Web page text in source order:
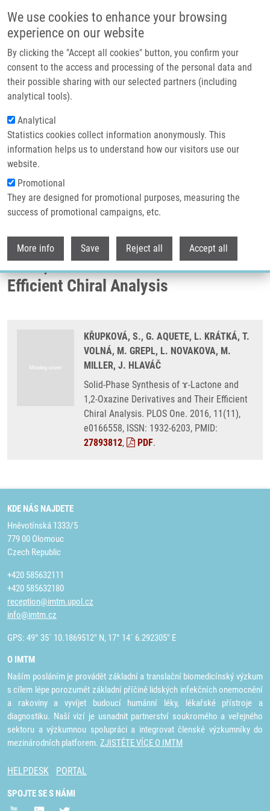
We use cookies to enhance your browsing
experience on our website
By clicking the "Accept all cookies" button, you confirm your
consent to the access and processing of the personal data and
their possible sharing with our selected partners (including
analytical tools).
Analytical
Statistics cookies collect information anonymously. This
information helps us to understand how our visitors use our
website.
Promotional
They are designed for promotional purposes, measuring the
success of promotional campaigns, etc.
More info Save Reject all Accept all
Header image
Drobečková navigace
Domů
Solid-Phase Synthesis Of Ɤ-Lactone And 1,2-Oxazine Derivatives And
Their Efficient Chiral Analysis
Solid-Phase Synthesis of ɤ-Lactone
and 1,2-Oxazine Derivatives and Their
Efficient Chiral Analysis
KŘUPKOVÁ, S., G. AQUETE, L. KRÁTKÁ, T.
VOLNÁ, M. GREPL, L. NOVAKOVA, M.
MILLER, J. HLAVÁČ
Solid-Phase Synthesis of ɤ-Lactone and
1,2-Oxazine Derivatives and Their Efficient
Chiral Analysis. PLOS One. 2016, 11(11),
e0166558, ISSN: 1932-6203, PMID:
27893812, PDF.
KDE NÁS NAJDETE
Hněvotínská 1333/5
779 00 Olomouc
Czech Republic
+420 585632111
+420 585632180
reception@imtm.upol.cz
info@imtm.cz
GPS: 49° 35´ 10.1869512" N, 17° 14´ 6.292305" E
O IMTM
Naším posláním je provádět základní a translační biomedicínský výzkum
s cílem lépe porozumět základní příčině lidských infekčních onemocnění
a rakoviny a vyvíjet budoucí humánní léky, lékařské přístroje a
diagnostiku. Naší vizí je usnadnit partnerství soukromého a veřejného
sektoru a výzkumnou spolupráci a integrovat členské výzkumníky do
mezinárodních platforem. ZJISTĚTE VÍCE O IMTM
HELPDESK PORTAL
SPOJTE SE S NÁMI